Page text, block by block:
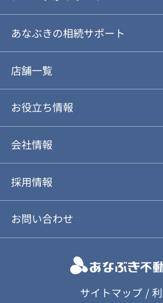
あなぶきの仲介
あなぶきの買取
仲介と買取のメリット・デメリッ
動画やパンフレットで見る
物件を探す
購入の流れ
購入前も後も安心サポート
お気に入り
あなぶきの相続サポート
店舗一覧
お役立ち情報
不動産Q&A
アルファジャーナル
会社情報
会社概要
スタッフ紹介
個人情報保護方針
カスタマーハラスメント基本方
採用情報
新卒採用について
キャリア採用について
お問い合わせ
サイトマップ /